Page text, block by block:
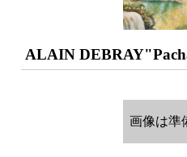
ALAIN DEBRAY
画像は準